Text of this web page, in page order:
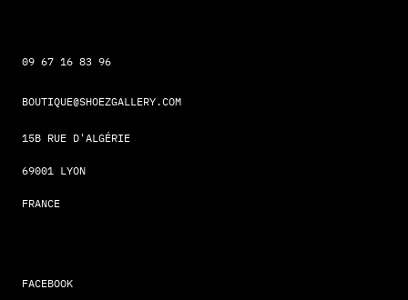
09 67 16 83 96
BOUTIQUE@SHOEZGALLERY.COM
15B RUE D'ALGÉRIE
69001 LYON
FRANCE
FACEBOOK